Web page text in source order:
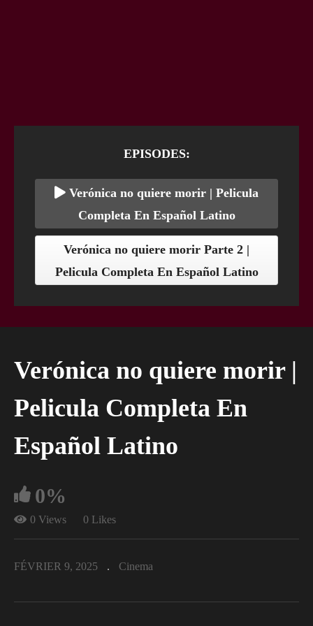
EPISODES:
Verónica no quiere morir | Pelicula
Completa En Español Latino
Verónica no quiere morir Parte 2 |
Pelicula Completa En Español Latino
Verónica no quiere morir |
Pelicula Completa En
Español Latino
0%
0 Views 0 Likes
FÉVRIER 9, 2025 Cinema